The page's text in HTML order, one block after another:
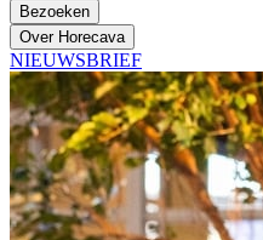
Bezoeken
Over Horecava
NIEUWSBRIEF